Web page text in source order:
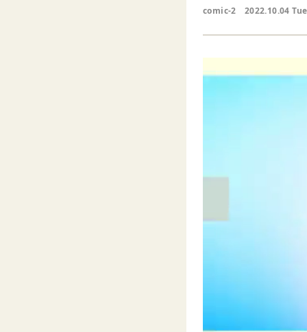
comic-2 2022.10.04 Tue